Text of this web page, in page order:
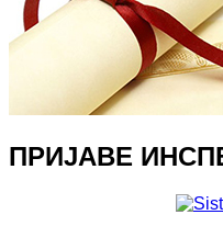
ПРИЈАВЕ